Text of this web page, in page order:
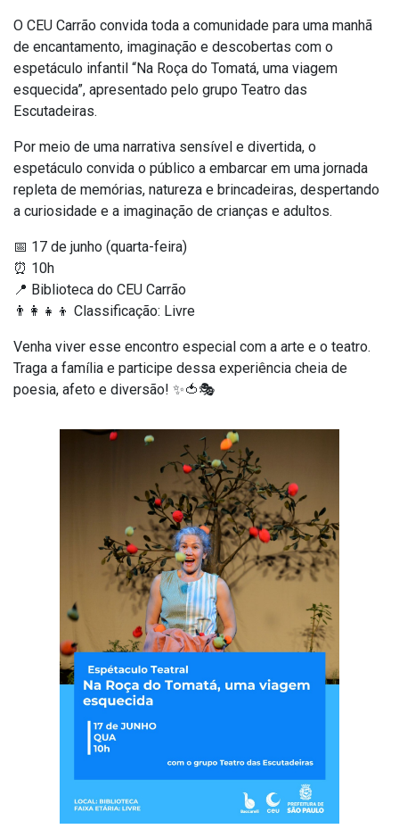
O CEU Carrão convida toda a comunidade para uma manhã
de encantamento, imaginação e descobertas com o
espetáculo infantil “Na Roça do Tomatá, uma viagem
esquecida”, apresentado pelo grupo Teatro das
Escutadeiras.
Por meio de uma narrativa sensível e divertida, o
espetáculo convida o público a embarcar em uma jornada
repleta de memórias, natureza e brincadeiras, despertando
a curiosidade e a imaginação de crianças e adultos.
📅 17 de junho (quarta-feira)
⏰ 10h
📍 Biblioteca do CEU Carrão
👨‍👩‍👧‍👦 Classificação: Livre
Venha viver esse encontro especial com a arte e o teatro.
Traga a família e participe dessa experiência cheia de
poesia, afeto e diversão! ✨🍅🎭